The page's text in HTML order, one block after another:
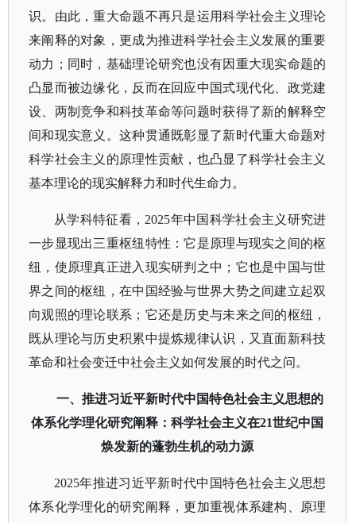
识。由此，重大命题不再只是运用科学社会主义理论
来阐释的对象，更成为推进科学社会主义发展的重要
动力；同时，基础理论研究也没有因重大现实命题的
凸显而被边缘化，反而在回应中国式现代化、政党建
设、两制竞争和科技革命等问题时获得了新的解释空
间和现实意义。这种贯通既彰显了新时代重大命题对
科学社会主义的原理性贡献，也凸显了科学社会主义
基本理论的现实解释力和时代生命力。
从学科特征看， 2025年中国科学社会主义研究进
一步显现出三重枢纽特性：它是原理与现实之间的枢
纽，使原理真正进入现实研判之中；它也是中国与世
界之间的枢纽，在中国经验与世界大势之间建立起双
向观照的理论联系；它还是历史与未来之间的枢纽，
既从理论与历史积累中提炼规律认识，又直面新科技
革命和社会变迁中社会主义如何发展的时代之问。
一、推进习近平新时代中国特色社会主义思想的
体系化学理化研究阐释：科学社会主义在21世纪中国
焕发新的蓬勃生机的动力源
2025年推进习近平新时代中国特色社会主义思想
体系化学理化的研究阐释，更加重视体系建构、原理